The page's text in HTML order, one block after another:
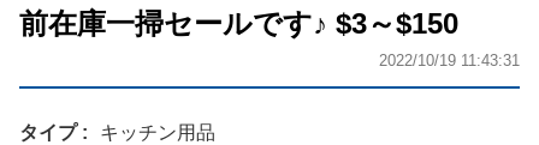
前在庫一掃セールです♪ $3～$150
2022/10/19 11:43:31
タイプ キッチン用品